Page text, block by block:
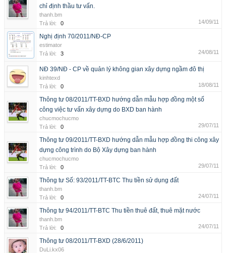
chỉ định thầu tư vấn.
thanh.bm
Trả lời:
0 14/09/11
Nghị định 70/2011/NĐ-CP
estimator
Trả lời:
3 24/08/11
NĐ 39/NĐ - CP về quản lý không gian xây dựng ngầm đô thị
kinhtexd
Trả lời:
0 18/08/11
Thông tư 08/2011/TT-BXD hướng dẫn mẫu hợp đồng một số
công việc tư vấn xây dựng do BXD ban hành
chucmochucmo
Trả lời:
0 29/07/11
Thông tư 09/2011/TT-BXD hướng dẫn mẫu hợp đồng thi công xây
dựng công trình do Bộ Xây dựng ban hành
chucmochucmo
Trả lời:
0 29/07/11
Thông tư Số: 93/2011/TT-BTC Thu tiền sử dụng đất
thanh.bm
Trả lời:
0 24/07/11
Thông tư 94/2011/TT-BTC Thu tiền thuê đất, thuê mặt nước
thanh.bm
Trả lời:
0 24/07/11
Thông tư 08/2011/TT-BXD (28/6/2011)
DuLi.kx06